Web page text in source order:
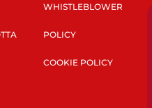
WHISTLEBLOWER
POLICY
COOKIE POLICY